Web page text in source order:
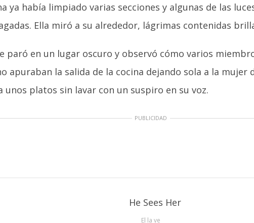
ya había limpiado varias secciones y algunas de las
Ella miró a su alrededor, lágrimas contenidas
paró en un lugar oscuro y observó cómo varios
apuraban la salida de la cocina dejando sola a la mujer
unos platos sin lavar con un suspiro en su voz.
PUBLICIDAD
El la ve